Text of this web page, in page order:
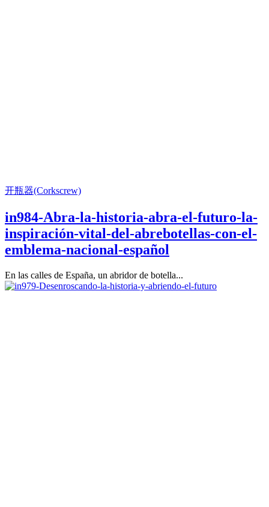
开瓶器(Corkscrew)
in984-Abra-la-historia-abra-el-futuro-la-
inspiración-vital-del-abrebotellas-con-el-
emblema-nacional-español
En las calles de España, un abridor de botella...